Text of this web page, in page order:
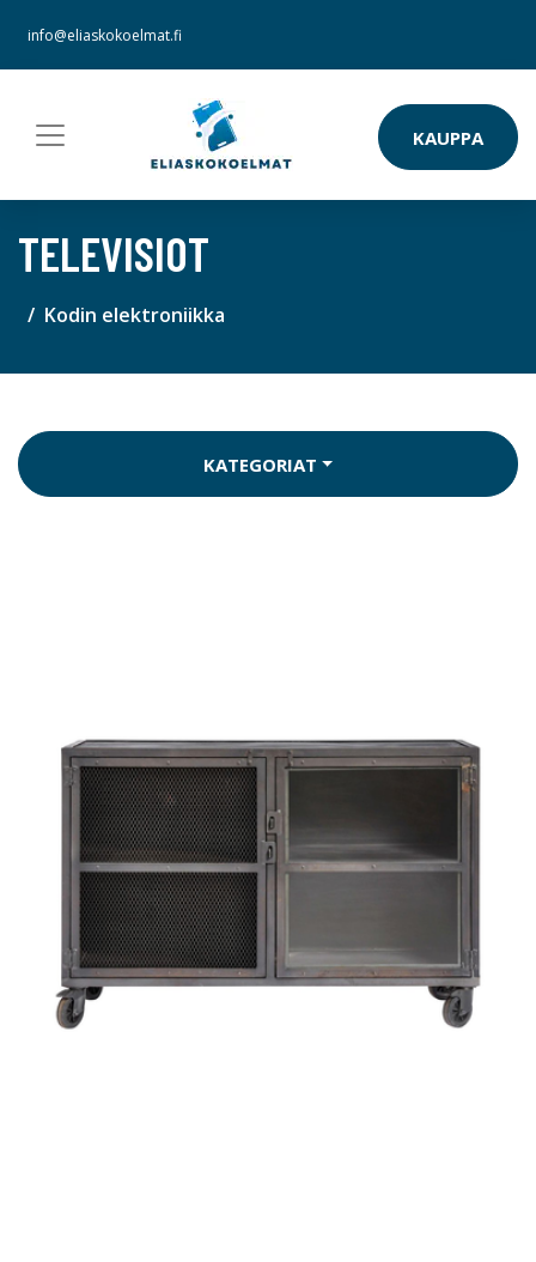
info@eliaskokoelmat.fi
KAUPPA
TELEVISIOT
Kodin elektroniikka
KATEGORIAT